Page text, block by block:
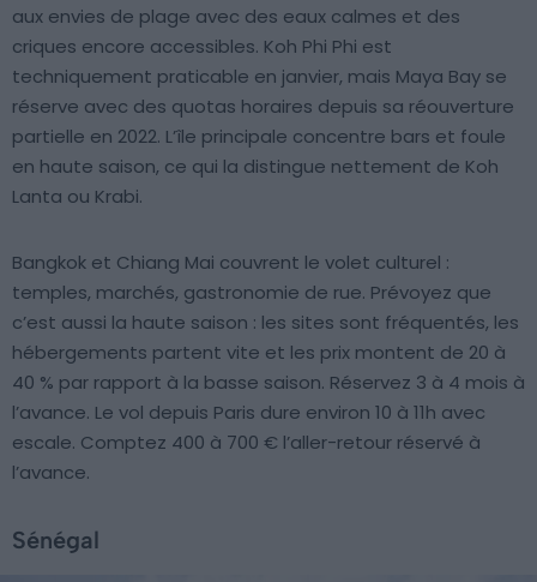
aux envies de plage avec des eaux calmes et des
criques encore accessibles. Koh Phi Phi est
techniquement praticable en janvier, mais Maya Bay se
réserve avec des quotas horaires depuis sa réouverture
partielle en 2022. L’île principale concentre bars et foule
en haute saison, ce qui la distingue nettement de Koh
Lanta ou Krabi.
Bangkok et Chiang Mai couvrent le volet culturel :
temples, marchés, gastronomie de rue. Prévoyez que
c’est aussi la haute saison : les sites sont fréquentés, les
hébergements partent vite et les prix montent de 20 à
40 % par rapport à la basse saison. Réservez 3 à 4 mois à
l’avance. Le vol depuis Paris dure environ 10 à 11h avec
escale. Comptez 400 à 700 € l’aller-retour réservé à
l’avance.
Sénégal